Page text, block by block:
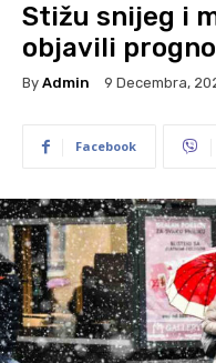
Stižu snijeg i
objavili
By Admin 9 Decembra,
Facebook